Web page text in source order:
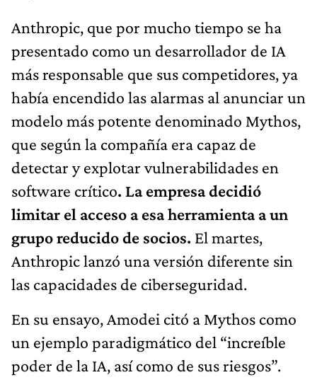
Anthropic, que por mucho tiempo se ha
presentado como un desarrollador de IA
más responsable que sus competidores, ya
había encendido las alarmas al anunciar un
modelo más potente denominado Mythos,
que según la compañía era capaz de
detectar y explotar vulnerabilidades en
software crítico. La empresa decidió
limitar el acceso a esa herramienta a un
grupo reducido de socios. El martes,
Anthropic lanzó una versión diferente sin
las capacidades de ciberseguridad.
En su ensayo, Amodei citó a Mythos como
un ejemplo paradigmático del “increíble
poder de la IA, así como de sus riesgos”.